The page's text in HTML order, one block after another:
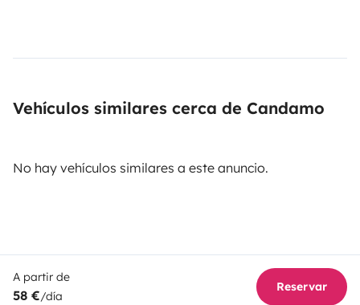
Vehículos similares cerca de Candamo
No hay vehículos similares a este anuncio.
A partir de
58 €/día
Reservar